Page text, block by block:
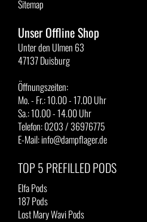
Sitemap
Unser Offline Shop
Unter den Ulmen 63
47137 Duisburg
Öffnungszeiten:
Mo. - Fr.: 10.00 - 17.00 Uhr
Sa.: 10.00 - 14.00 Uhr
Telefon: 0203 / 36976775
E-Mail: info@dampflager.de
TOP 5 PREFILLED PODS
Elfa Pods
187 Pods
Lost Mary Wavi Pods